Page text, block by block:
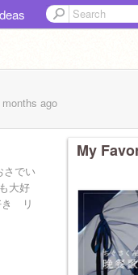
ago
でい
大好
き リ
My